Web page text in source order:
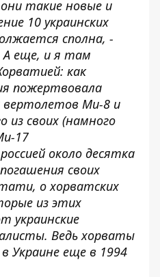
такие новые и
10 украинских
сполна, -
А еще, и я там
как
пожертвовала
вертолетов Ми-8 и
из своих (намного
17
около десятка
своих
о хорватских
из этих
украинские
Ведь хорваты
Украине еще в 1994